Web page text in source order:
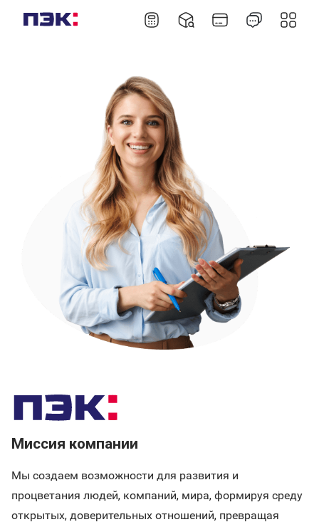
Миссия компании
Мы создаем возможности для развития и
процветания людей, компаний, мира, формируя среду
открытых, доверительных отношений, превращая